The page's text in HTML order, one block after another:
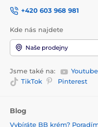
+420 603 968 981
Kde nás najdete
Naše prodejny
Jsme také na: Youtube
TikTok
Pinterest
Blog
Vybíráte BB krém?